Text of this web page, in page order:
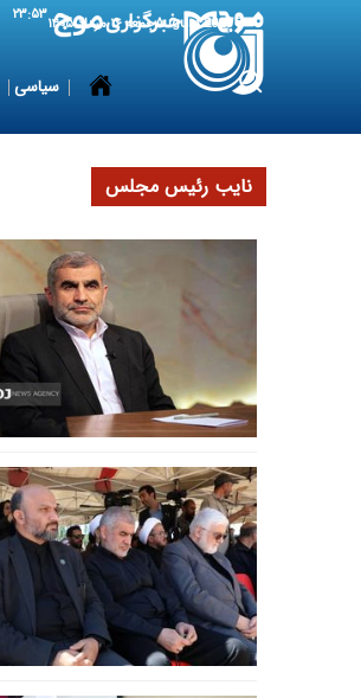
7 August 2026 جمعه ۱۶ مرداد ۱۴۰۵ ۲۳:۵۳
سیاسی
نایب رئیس مجلس